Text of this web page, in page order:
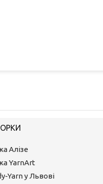
Алізе
YarnArt
Yarn у Львові